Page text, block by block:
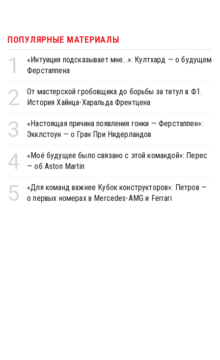
ПОПУЛЯРНЫЕ МАТЕРИАЛЫ
1
«Интуиция подсказывает мне...»: Култхард — о будущем
Ферстаппена
2
От мастерской гробовщика до борьбы за титул в Ф1.
История Хайнца-Харальда Френтцена
3
«Настоящая причина появления гонки — Ферстаппен»:
Экклстоун — о Гран При Нидерландов
4
«Моё будущее было связано с этой командой»: Перес
— об Aston Martin
5
«Для команд важнее Кубок конструкторов»: Петров —
о первых номерах в Mercedes-AMG и Ferrari